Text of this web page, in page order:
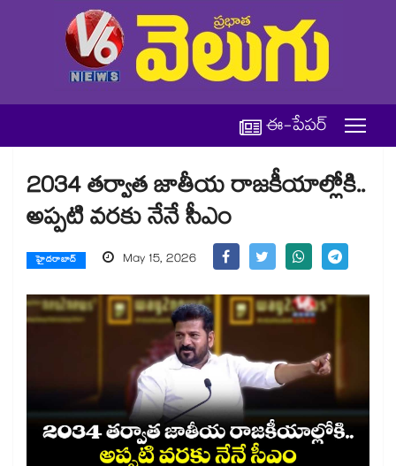
ఈ-పేపర్
2034 తర్వాత జాతీయ రాజకీయాల్లోకి..
అప్పటి వరకు నేనే సీఎం
హైదరాబాద్ May 15, 2026